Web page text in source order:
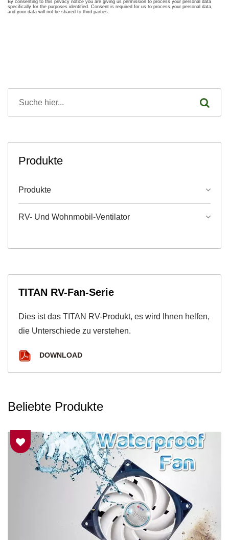
Produkte
Produkte
RV- Und Wohnmobil-Ventilator
TITAN RV-Fan-Serie
Dies ist das TITAN RV-Produkt, es wird Ihnen helfen,
die Unterschiede zu verstehen.
DOWNLOAD
Beliebte Produkte